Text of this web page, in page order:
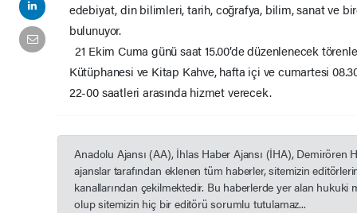
edebiyat, din bilimleri, tarih, coğrafya, bilim, sanat ve
bulunuyor.
21 Ekim Cuma günü saat 15.00’de düzenlenecek
Kütüphanesi ve Kitap Kahve, hafta içi ve cumartesi
22-00 saatleri arasında hizmet verecek.
Anadolu Ajansı (AA), İhlas Haber Ajansı (İHA), Demirören
ajanslar tarafından eklenen tüm haberler, sitemizin
kanallarından çekilmektedir. Bu haberlerde yer alan hukuki
olup sitemizin hiç bir editörü sorumlu tutulamaz...